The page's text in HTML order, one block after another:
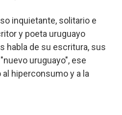
inquietante, solitario e
y poeta uruguayo
habla de su escritura, sus
uruguayo", ese
hiperconsumo y a la